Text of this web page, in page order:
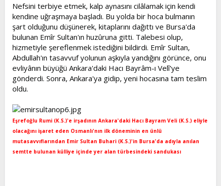
Nefsini terbiye etmek, kalp aynasını cilâlamak için kendi
kendine uğraşmaya başladı. Bu yolda bir hoca bulmanın
şart olduğunu düşünerek, kitaplarını dağıttı ve Bursa'da
bulunan Emîr Sultan'ın huzûruna gitti. Talebesi olup,
hizmetiyle şereflenmek istediğini bildirdi. Emîr Sultan,
Abdullah'ın tasavvuf yolunun aşkıyla yandığını görünce, onu
evliyânın büyüğü Ankara'daki Hacı Bayrâm-ı Velî'ye
gönderdi. Sonra, Ankara'ya gidip, yeni hocasına tam teslim
oldu.
Eşrefoğlu Rumi (K.S.)'e irşadının Ankara'daki Hacı Bayram Veli (K.S.) eliyle
olacağını işaret eden Osmanlı'nın ilk döneminin en ünlü
mutasavvıflarından Emir Sultan Buhari (K.S.)'in Bursa'da adıyla anılan
semtte bulunan külliye içinde yer alan türbesindeki sandukası